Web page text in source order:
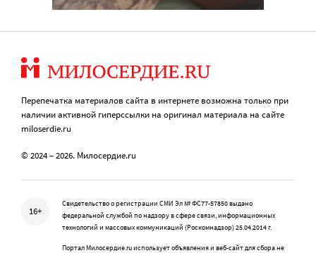
Перепечатка материалов сайта в интернете возможна только при
наличии активной гиперссылки на оригинал материала на сайте
miloserdie.ru
© 2024 – 2026. Милосердие.ru
16+
Свидетельство о регистрации СМИ Эл № ФС77-57850 выдано
федеральной службой по надзору в сфере связи, информационных
технологий и массовых коммуникаций (Роскомнадзор) 25.04.2014 г.
Портал Милосердие.ru использует объявления и веб-сайт для сбора не